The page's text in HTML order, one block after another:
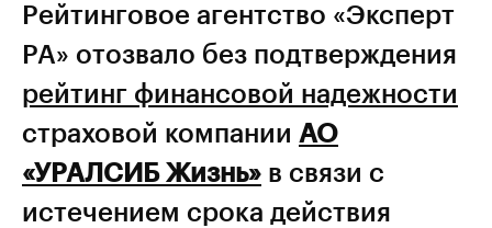
Рейтинговое агентство «Эксперт
РА» отозвало без подтверждения
рейтинг финансовой надежности
страховой компании АО
«УРАЛСИБ Жизнь» в связи с
истечением срока действия